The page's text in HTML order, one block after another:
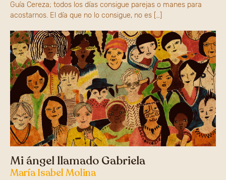
Guía Cereza; todos los días consigue parejas o manes para
acostarnos. El día que no lo consigue, no es […]
Mi ángel llamado Gabriela
María Isabel Molina